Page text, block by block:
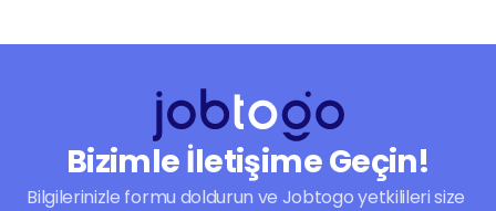
kulaklarda iz bırakacak o mükemmel ses
kalitesine bugün ulaşın.
Bizimle İletişime Geçin!
Bilgilerinizle formu doldurun ve Jobtogo yetkilileri size